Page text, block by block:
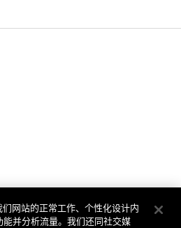
网站的正常工作、个性化设计内
并分析流量。我们还同社交媒